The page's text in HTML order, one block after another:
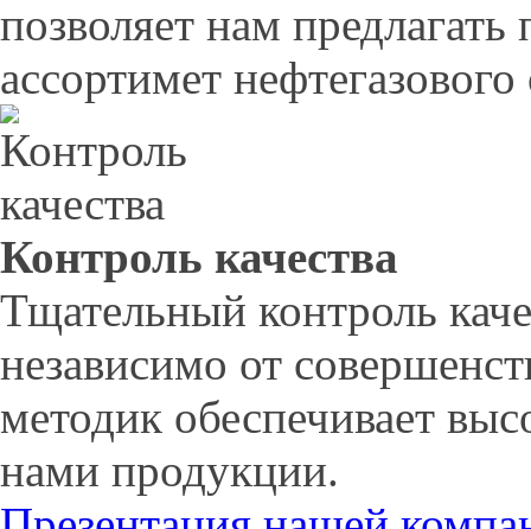
позволяет нам
ассортимет
Контроль качества
Тщательный контроль
независимо от
методик обеспечивает
нами продукции.